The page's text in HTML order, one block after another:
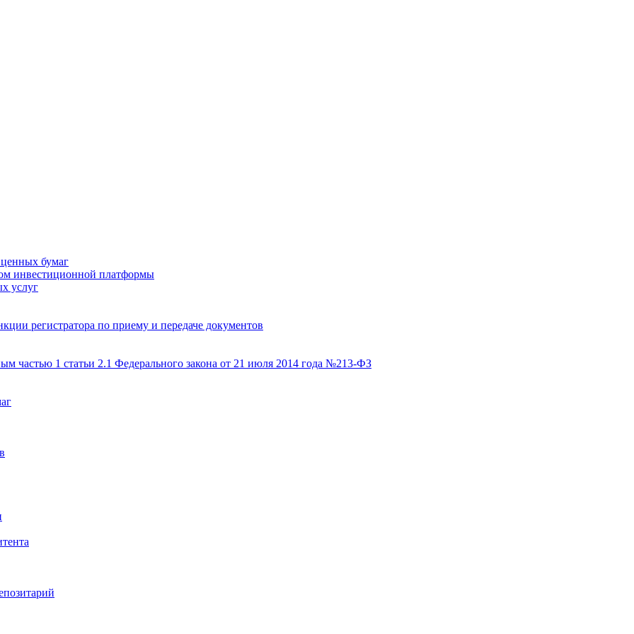
бумаг
инвестиционной платформы
услуг
регистратора по приему и передаче документов
частью 1 статьи 2.1 Федерального закона от 21 июля 2014 года №213-ФЗ